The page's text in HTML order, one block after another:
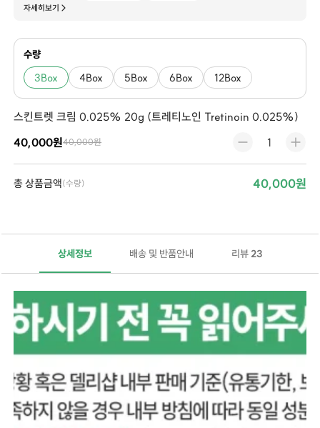
자세히보기
수량
3Box 4Box 5Box 6Box 12Box
스킨트렛 크림 0.025% 20g (트레티노인 Tretinoin 0.025%)
40,000원40,000원
총 상품금액(수량) 40,000원
상세정보 배송 및 반품안내 리뷰 23